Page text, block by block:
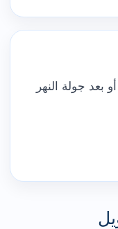
بعد جولة النهر